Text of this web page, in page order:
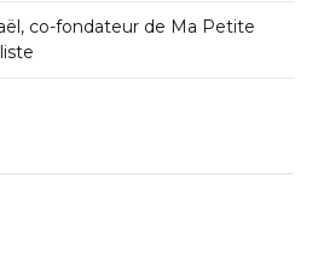
co-fondateur de Ma Petite